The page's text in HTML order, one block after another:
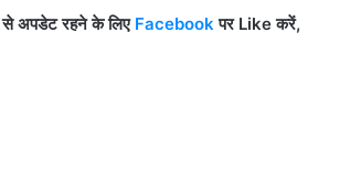
से अपडेट रहने के लिए Facebook पर Likeकरें,